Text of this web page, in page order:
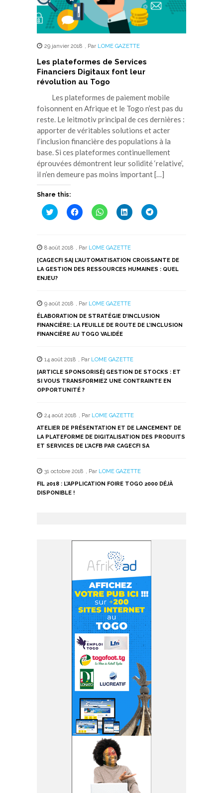
29 janvier 2018 , Par LOME GAZETTE
Les plateformes de Services
Financiers Digitaux font leur
révolution au Togo
Les plateformes de paiement mobile
foisonnent en Afrique et le Togo n’est pas du
reste. Le leitmotiv principal de ces dernières :
apporter de véritables solutions et acter
l’inclusion financière des populations à la
base. Si ces plateformes continuellement
éprouvées démontrent leur solidité ‘relative’,
il n’en demeure pas moins important […]
Share this:
Cliquez
pour
une
nouvelle
fenêtre)
Cliquez
pour
une
nouvelle
fenêtre)
Cliquez
pour
une
nouvelle
fenêtre)
Cliquez
pour
une
nouvelle
fenêtre)
Cliquez
pour
nouvelle
fenêtre)
8 août 2018 , Par LOME GAZETTE
[CAGECFI SA] L’AUTOMATISATION CROISSANTE DE
LA GESTION DES RESSOURCES HUMAINES : QUEL
ENJEU?
9 août 2018 , Par LOME GAZETTE
ÉLABORATION DE STRATÉGIE D’INCLUSION
FINANCIÈRE: LA FEUILLE DE ROUTE DE L’INCLUSION
FINANCIÈRE AU TOGO VALIDÉE
14 août 2018 , Par LOME GAZETTE
[ARTICLE SPONSORISÉ] GESTION DE STOCKS : ET
SI VOUS TRANSFORMIEZ UNE CONTRAINTE EN
OPPORTUNITÉ ?
24 août 2018 , Par LOME GAZETTE
ATELIER DE PRÉSENTATION ET DE LANCEMENT DE
LA PLATEFORME DE DIGITALISATION DES PRODUITS
ET SERVICES DE L’ACFB PAR CAGECFI SA
31 octobre 2018 , Par LOME GAZETTE
FIL 2018 : L’APPLICATION FOIRE TOGO 2000 DÉJÀ
DISPONIBLE !